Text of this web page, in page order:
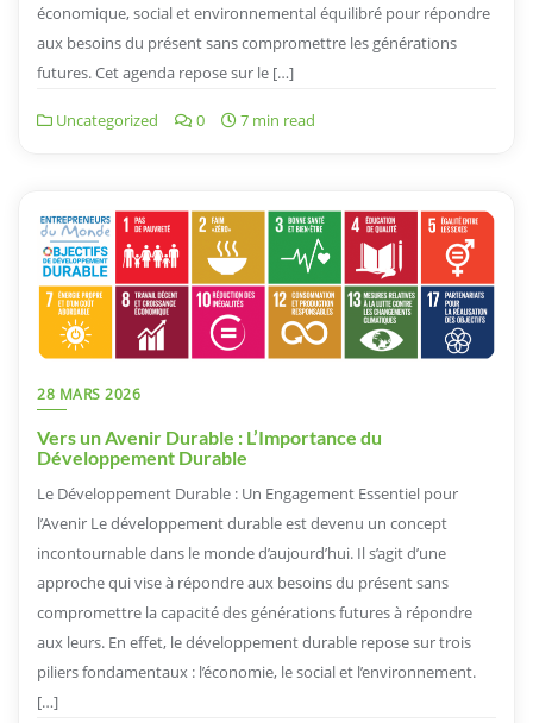
économique, social et environnemental équilibré pour répondre
aux besoins du présent sans compromettre les générations
futures. Cet agenda repose sur le […]
Uncategorized 0 7 min read
28 MARS 2026
Vers un Avenir Durable : L’Importance du
Développement Durable
Le Développement Durable : Un Engagement Essentiel pour
l’Avenir Le développement durable est devenu un concept
incontournable dans le monde d’aujourd’hui. Il s’agit d’une
approche qui vise à répondre aux besoins du présent sans
compromettre la capacité des générations futures à répondre
aux leurs. En effet, le développement durable repose sur trois
piliers fondamentaux : l’économie, le social et l’environnement.
[…]